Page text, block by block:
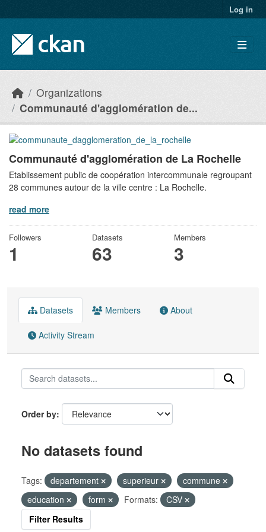
Log in
Organizations
Communauté d'agglomération de...
Communauté d'agglomération de La Rochelle
Etablissement public de coopération intercommunale regroupant
28 communes autour de la ville centre : La Rochelle.
read more
Followers
1
Datasets
63
Members
3
Datasets Members About
Activity Stream
Order by
No datasets found
Tags: departement superieur
commune
education
form Formats:
CSV
Filter Results